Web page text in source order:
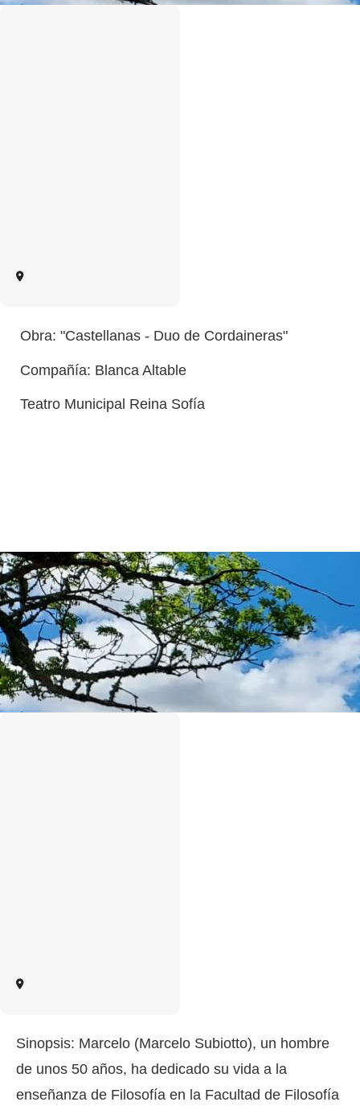
Obra: "Castellanas - Duo de Cordaineras"
Compañía: Blanca Altable
Teatro Municipal Reina Sofía
Sinopsis: Marcelo (Marcelo Subiotto), un hombre
de unos 50 años, ha dedicado su vida a la
enseñanza de Filosofía en la Facultad de Filosofía